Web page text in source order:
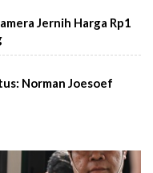
Jernih Harga Rp1
Norman Joesoef